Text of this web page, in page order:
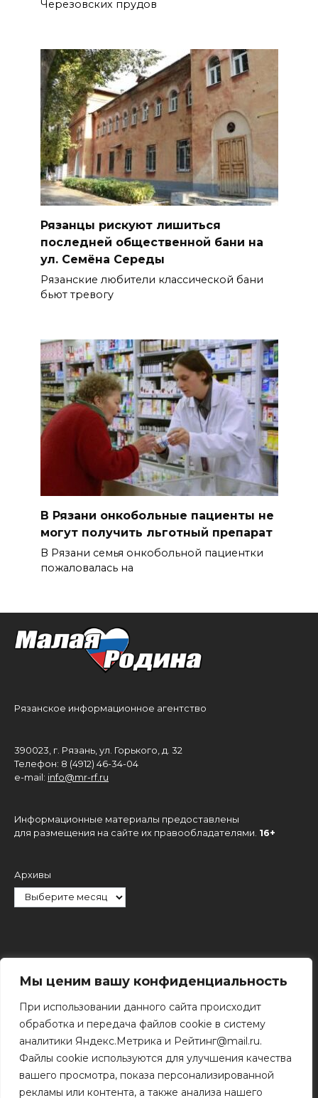
Мы ценим вашу конфиденциальность
При использовании данного сайта происходит
обработка и передача файлов cookie в систему
аналитики Яндекс.Метрика и Рейтинг@mail.ru.
Файлы cookie используются для улучшения качества
вашего просмотра, показа персонализированной
рекламы или контента, а также анализа нашего
Черезовских прудов
Рязанцы рискуют лишиться
последней общественной бани на
ул. Семёна Середы
Рязанские любители классической бани
бьют тревогу
В Рязани онкобольные пациенты не
могут получить льготный препарат
В Рязани семья онкобольной пациентки
пожаловалась на
Рязанское информационное агентство
390023, г. Рязань, ул. Горького, д. 32
Телефон: 8 (4912) 46-34-04
e-mail: info@mr-rf.ru
Информационные материалы предоставлены
для размещения на сайте их правообладателями. 16+
Архивы
Поиск